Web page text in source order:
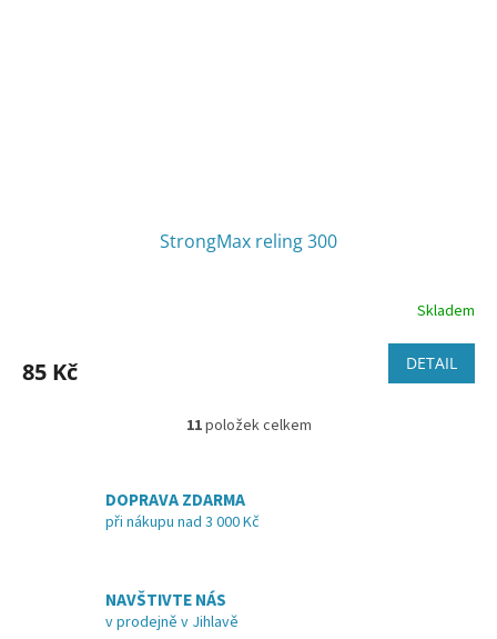
StrongMax reling 300
Skladem
85 Kč DETAIL
O
d
11položek celkem
DOPRAVA ZDARMA
při nákupu nad 3 000 Kč
NAVŠTIVTE NÁS
v prodejně v Jihlavě